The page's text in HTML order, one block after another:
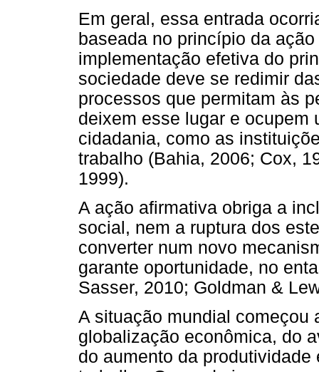
Em geral, essa entrada
baseada no princípio da
implementação efetiva do
sociedade deve se redimir
processos que permitam às
deixem esse lugar e ocupem
cidadania, como as
trabalho (Bahia, 2006; Cox,
1999).
A ação afirmativa obriga a
social, nem a ruptura dos
converter num novo
garante oportunidade, no
Sasser, 2010; Goldman &
A situação mundial começou
globalização econômica, do
do aumento da